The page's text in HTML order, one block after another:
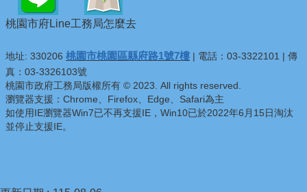
桃園市府Line工務局怎麼去
地址: 330206 桃園市桃園區縣府路1號7樓 | 電話：03-3322101 | 傳
真：03-3326103號
桃園市政府工務局版權所有 © 2023. All rights reserved.
瀏覽器支援：Chrome、Firefox、Edge、Safari為主
如使用IE瀏覽器Win7已不再支援IE，Win10已於2022年6月15日淘汰
並停止支援IE。